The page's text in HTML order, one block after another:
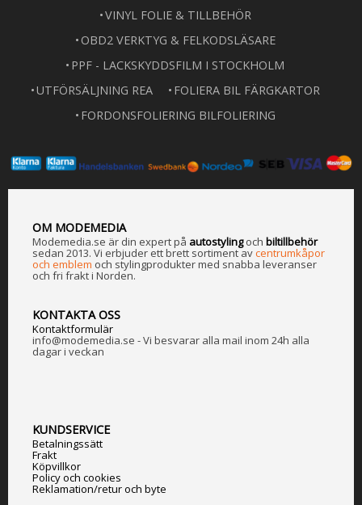
VINYL FOLIE & TILLBEHÖR
OBD2 VERKTYG & FELKODSLÄSARE
PPF - LACKSKYDDSFILM I STOCKHOLM
UTFÖRSÄLJNING REA
FOLIERA BIL FÄRGKARTOR
FORDONSFOLIERING BILFOLIERING
OM MODEMEDIA
Modemedia.se är din expert på autostylingoch biltillbehör
sedan 2013. Vi erbjuder ett brett sortiment avcentrumkåpor
och emblem och stylingprodukter med snabba leveranser
och fri frakt i Norden.
KONTAKTA OSS
Kontaktformulär
info@modemedia.se - Vi besvarar alla mail inom 24h alla
dagar i veckan
KUNDSERVICE
Betalningssätt
Frakt
Köpvillkor
Policy och cookies
Reklamation/retur och byte